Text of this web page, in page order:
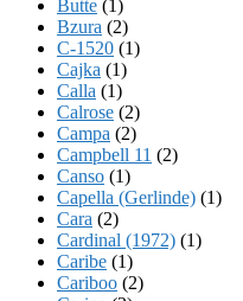
Butte (1)
Bzura (2)
C-1520 (1)
Cajka (1)
Calla (1)
Calrose (2)
Campa (2)
Campbell 11 (2)
Canso (1)
Capella (Gerlinde) (1)
Cara (2)
Cardinal (1972) (1)
Caribe (1)
Cariboo (2)